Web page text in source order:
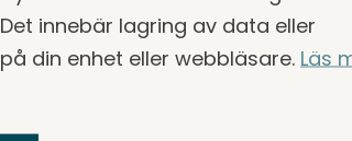
innebär lagring av data eller
din enhet eller webbläsare. Läs